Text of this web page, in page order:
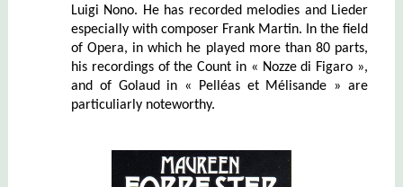
Luigi Nono. He has recorded melodies and Lieder
especially with composer Frank Martin. In the field
of Opera, in which he played more than 80 parts,
his recordings of the Count in « Nozze di Figaro »,
and of Golaud in « Pelléas et Mélisande » are
particuliarly noteworthy.